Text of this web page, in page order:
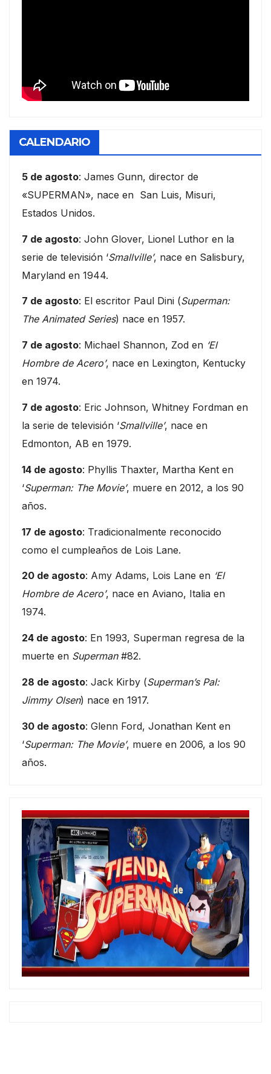
CALENDARIO
5 de agosto: James Gunn, director de
«SUPERMAN», nace en San Luis, Misuri,
Estados Unidos.
7 de agosto: John Glover, Lionel Luthor en la
serie de televisión ‘Smallville’, nace en Salisbury,
Maryland en 1944.
7 de agosto: El escritor Paul Dini (Superman:
The Animated Series) nace en 1957.
7 de agosto: Michael Shannon, Zod en ‘El
Hombre de Acero’, nace en Lexington, Kentucky
en 1974.
7 de agosto: Eric Johnson, Whitney Fordman en
la serie de televisión ‘Smallville’, nace en
Edmonton, AB en 1979.
14 de agosto: Phyllis Thaxter, Martha Kent en
‘Superman: The Movie’, muere en 2012, a los 90
años.
17 de agosto: Tradicionalmente reconocido
como el cumpleaños de Lois Lane.
20 de agosto: Amy Adams, Lois Lane en ‘El
Hombre de Acero’, nace en Aviano, Italia en
1974.
24 de agosto: En 1993, Superman regresa de la
muerte en Superman#82.
28 de agosto: Jack Kirby (Superman’s Pal:
Jimmy Olsen) nace en 1917.
30 de agosto: Glenn Ford, Jonathan Kent en
‘Superman: The Movie’, muere en 2006, a los 90
años.